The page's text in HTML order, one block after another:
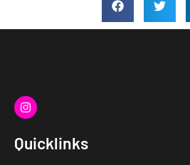
I
n
s
a
Quicklinks